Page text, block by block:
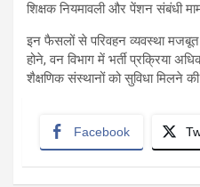
शिक्षक नियमावली और पेंशन संबंधी
इन फैसलों से परिवहन व्यवस्था मजबूत
होने, वन विभाग में भर्ती प्रक्रिया
शैक्षणिक संस्थानों को सुविधा मिलने
Facebook